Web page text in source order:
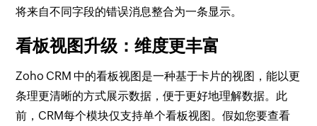
将来自不同字段的错误消息整合为一条显示。
看板视图升级：维度更丰富
Zoho CRM 中的看板视图是一种基于卡片的视图，能以更
条理更清晰的方式展示数据，便于更好地理解数据。此
前，CRM每个模块仅支持单个看板视图。假如您要查看